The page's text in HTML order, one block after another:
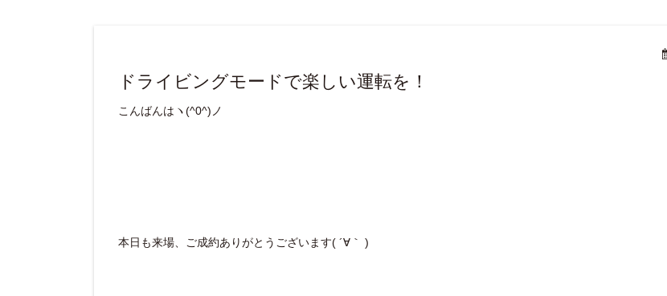
ドライビングモードで楽しい運転を！
こんばんはヽ(^0^)ノ
本日も来場、ご成約ありがとうございます( ´∀｀ )